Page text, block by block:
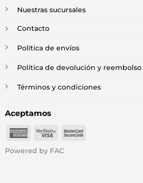
Nuestras sucursales
Contacto
Política de envíos
Política de devolución y reembolso
Términos y condiciones
Aceptamos
American
Visa
MasterCard
Powered by FAC